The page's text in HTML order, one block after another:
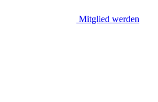
Mitglied werden